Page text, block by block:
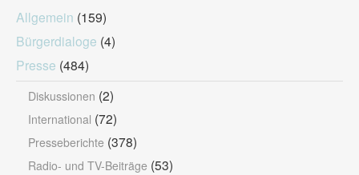
Allgemein (159)
Bürgerdialoge (4)
Presse (484)
Diskussionen (2)
International (72)
Presseberichte (378)
Radio- und TV-Beiträge (53)